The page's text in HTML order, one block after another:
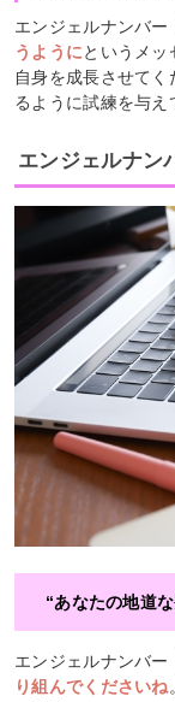
エンジェルナンバー
うようにというメッ
自身を成長させて
るように試練を与え
エンジェルナン
“あなたの地道
エンジェルナンバー
り組んでくださいね